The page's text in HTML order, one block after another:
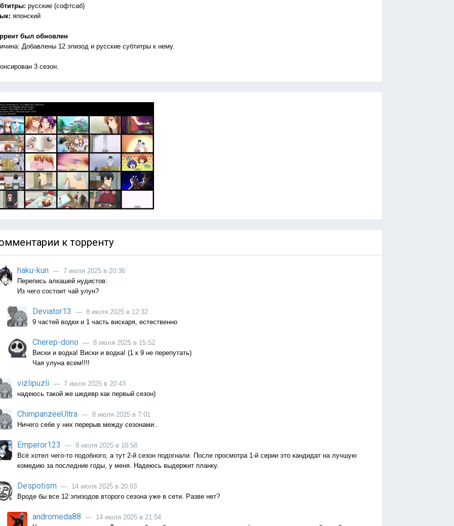
русские (софтсаб)
японский
был обновлен
Добавлены 12 эпизод и русские субтитры к нему.
3 сезон.
к торренту
haku-kun — 7 июля 2025 в 20:36
Перепись алкашей нудистов:
Из чего состоит чай улун?
Deviator13
— 8 июля 2025 в 12:32
9 частей водки и 1 часть вискаря, естественно
Cherep-dono — 8 июля 2025 в 15:52
Виски и водка! Виски и водка! (1 к 9 не перепутать)
Чая улуна всем!!!!
vizlipuzli — 7 июля 2025 в 20:43
надеюсь такой же шедевр как первый сезон)
ChimpanzeeUltra — 8 июля 2025 в 7:01
Ничего себе у них перерыв между сезонами..
Emperor123
— 8 июля 2025 в 10:58
Всё хотел чего-то подобного, а тут 2-й сезон подогнали. После просмотра 1-й серии это кандидат на лучшую
комедию за последние годы, у меня. Надеюсь выдержит планку.
Despotism — 14 июля 2025 в 20:03
Вроде бы все 12 эпизодов второго сезона уже в сети. Разве нет?
andromeda88 — 14 июля 2025 в 21:54